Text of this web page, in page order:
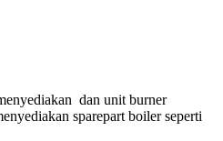
dan unit burner
sparepart boiler seperti